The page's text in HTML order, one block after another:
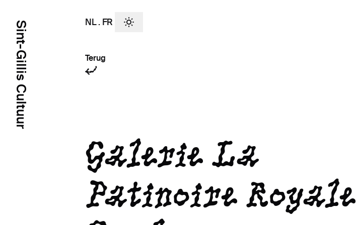
Sint-Gillis Cultuur NL . FR
Terug
Galerie La
Patinoire Royale